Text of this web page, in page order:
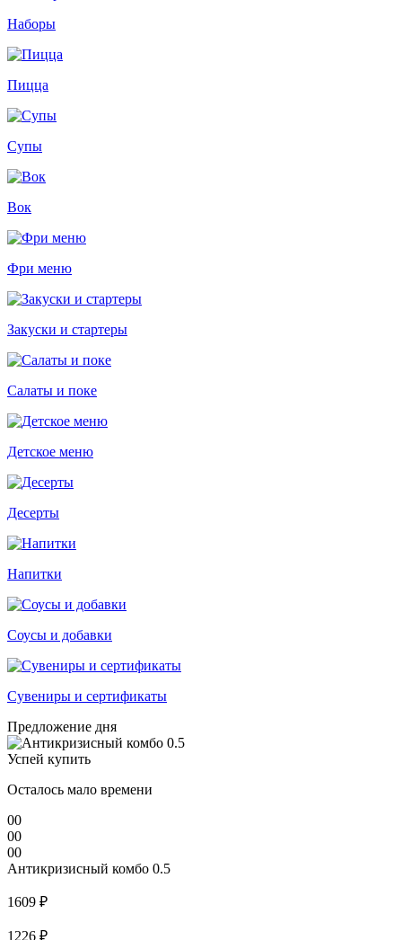
Наборы
Пицца
Супы
Вок
Фри меню
Закуски и стартеры
Салаты и поке
Детское меню
Десерты
Напитки
Соусы и добавки
Сувениры и сертификаты
Предложение дня
Успей купить
Осталось мало времени
00
00
00
Антикризисный комбо 0.5
1609 ₽
1226 ₽